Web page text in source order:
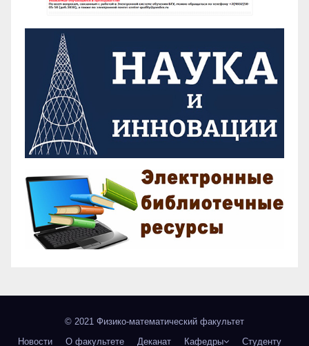
© 2021 Физико-математический факультет
Новости
О факультете Деканат Кафедры Студенту